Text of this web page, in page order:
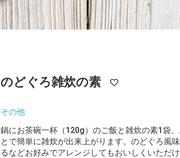
のどぐろ雑炊の素
その他
鍋にお茶碗一杯（120g）のご飯と雑炊の素1袋
とで簡単に雑炊が出来上がります。のどぐろ風
るなどお好みでアレンジしてもおいしくいただけ